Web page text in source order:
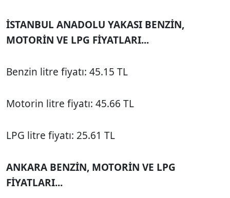
İSTANBUL ANADOLU YAKASI BENZİN,
MOTORİN VE LPG FİYATLARI...
Benzin litre fiyatı: 45.15 TL
Motorin litre fiyatı: 45.66 TL
LPG litre fiyatı: 25.61 TL
ANKARA BENZİN, MOTORİN VE LPG
FİYATLARI...